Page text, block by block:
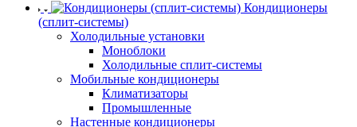
Кондиционеры
(сплит-системы)
Холодильные установки
Моноблоки
Холодильные сплит-системы
Мобильные кондиционеры
Климатизаторы
Промышленные
Настенные кондиционеры